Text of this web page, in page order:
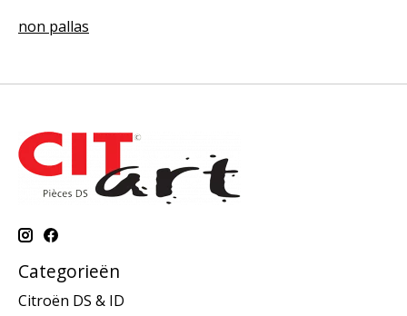
non pallas
Categorieën
Citroën DS & ID